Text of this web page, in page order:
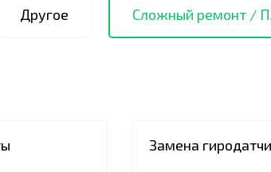
Другое Сложный ремонт /
Замена